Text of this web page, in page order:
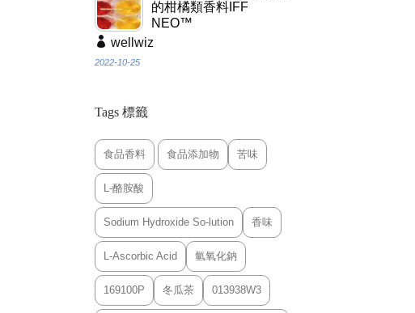
的柑橘類香料IFF
NEO™
wellwiz
2022-10-25
Tags 標籤
食品香料 食品添加物 苦味
L-酪胺酸
Sodium Hydroxide So-lution 香味
L-Ascorbic Acid 氫氧化鈉
169100P 冬瓜茶 013938W3